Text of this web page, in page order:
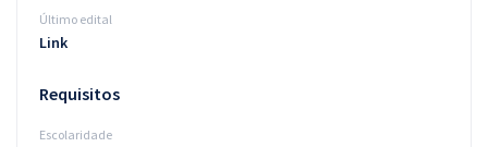
Atendimento
Último edital
Link
Requisitos
Escolaridade